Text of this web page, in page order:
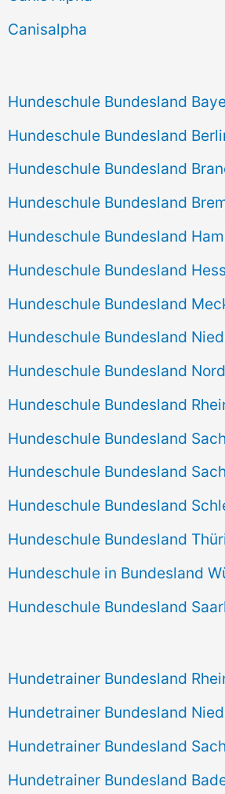
h
Canisalpha
Hundeschule Bundesland
Hundeschule Bundesland
Hundeschule Bundesland
Hundeschule Bundesland
Hundeschule Bundesland
Hundeschule Bundesland
Hundeschule Bundesland
Hundeschule Bundesland
Hundeschule Bundesland
Hundeschule Bundesland
Hundeschule Bundesland
Hundeschule Bundesland
Hundeschule Bundesland
Hundeschule Bundesland
Hundeschule in Bundesland
Hundeschule Bundesland
Hundetrainer Bundesland
Hundetrainer Bundesland
Hundetrainer Bundesland
Hundetrainer Bundesland